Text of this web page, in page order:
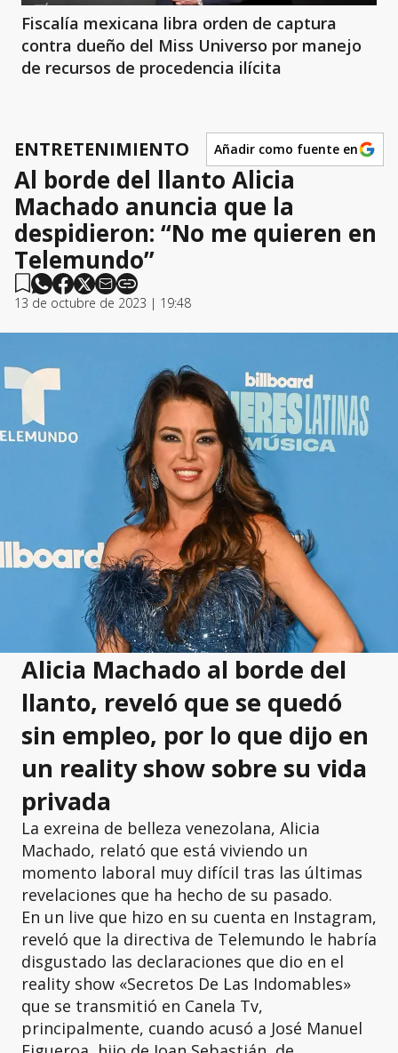
Fiscalía mexicana libra orden de captura
contra dueño del Miss Universo por manejo
de recursos de procedencia ilícita
ENTRETENIMIENTO Añadir como fuente en
Al borde del llanto Alicia
Machado anuncia que la
despidieron: “No me quieren en
Telemundo”
13 de octubre de 2023 | 19:48
Alicia Machado al borde del
llanto, reveló que se quedó
sin empleo, por lo que dijo en
un reality show sobre su vida
privada
La exreina de belleza venezolana, Alicia
Machado, relató que está viviendo un
momento laboral muy difícil tras las últimas
revelaciones que ha hecho de su pasado.
En un live que hizo en su cuenta en Instagram,
reveló que la directiva de Telemundo le habría
disgustado las declaraciones que dio en el
reality show «Secretos De Las Indomables»
que se transmitió en Canela Tv,
principalmente, cuando acusó a José Manuel